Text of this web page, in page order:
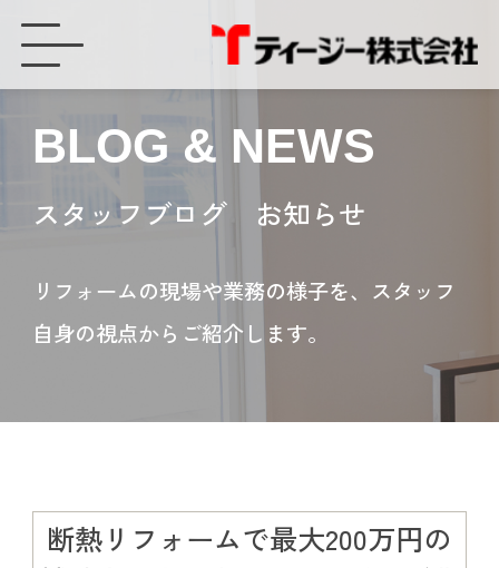
BLOG & NEWS
スタッフブログ お知らせ
リフォームの現場や業務の様子を、スタッフ
自身の視点からご紹介します。
断熱リフォームで最大200万円の